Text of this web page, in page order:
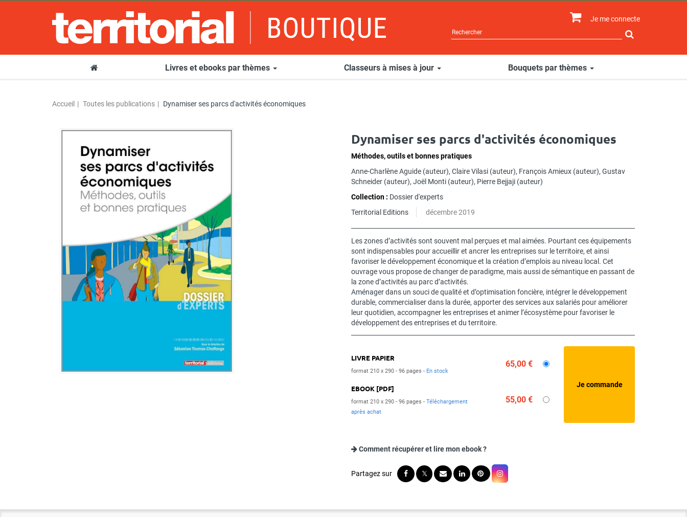
Je me connecte
Livres et ebooks par thèmes Classeurs à mises à jour Bouquets par thèmes
Accueil Toutes les publications Dynamiser ses parcs d'activités économiques
Dynamiser ses parcs d'activités économiques
Méthodes, outils et bonnes pratiques
Anne-Charlène Aguide (auteur), Claire Vilasi (auteur), François Amieux (auteur), Gustav
Schneider (auteur), Joël Monti (auteur), Pierre Bejjaji (auteur)
Collection : Dossier d'experts
Territorial Editions
décembre 2019
Les zones d’activités sont souvent mal perçues et mal aimées. Pourtant ces équipements
sont indispensables pour accueillir et ancrer les entreprises sur le territoire, et ainsi
favoriser le développement économique et la création d’emplois au niveau local. Cet
ouvrage vous propose de changer de paradigme, mais aussi de sémantique en passant de
la zone d’activités au parc d’activités.
Aménager dans un souci de qualité et d’optimisation foncière, intégrer le développement
durable, commercialiser dans la durée, apporter des services aux salariés pour améliorer
leur quotidien, accompagner les entreprises et animer l’écosystème pour favoriser le
développement des entreprises et du territoire.
LIVRE PAPIER
format 210 x 290 96 pages En stock
65,00 €
EBOOK [PDF]
format 210 x 290 96 pages
Téléchargement
après achat
55,00 €
Comment récupérer et lire mon ebook ?